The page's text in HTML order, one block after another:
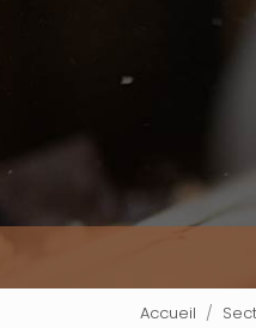
Accueil